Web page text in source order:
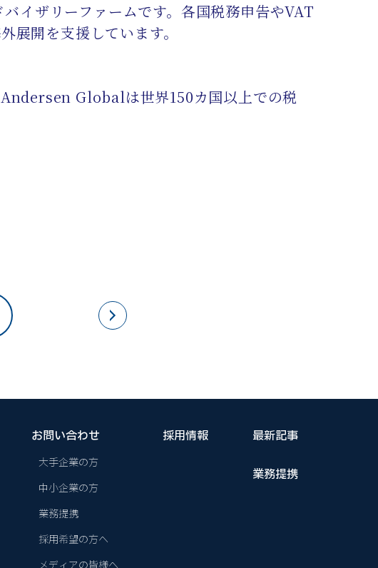
イザリーファームです。各国税務申告やVAT
展開を支援しています。
Globalは世界150カ国以上での税
お問い合わせ
大手企業の方
中小企業の方
業務提携
採用希望の方へ
採用情報 最新記事
業務提携